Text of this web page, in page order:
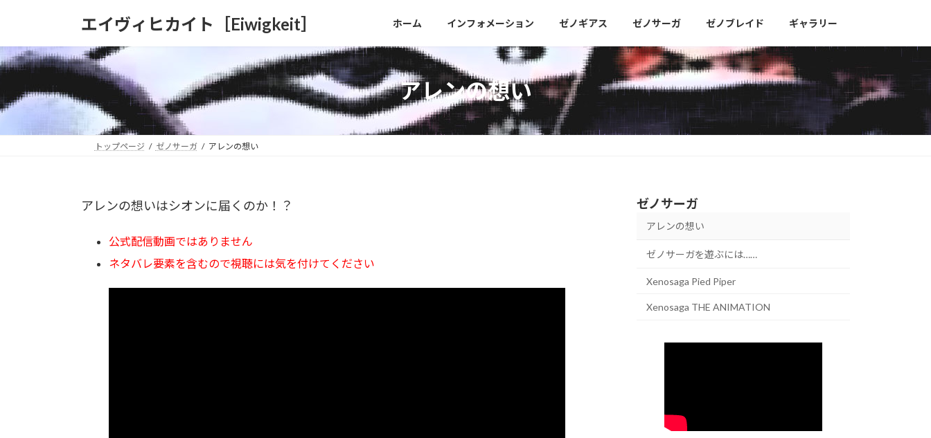
ン
ツ
ス
ー
シ
ン
エイヴィヒカイト［Eiwigkeit］ ホーム インフォメーション ゼノギアス ゼノサーガ ゼノブレイド ギャラリー
アレンの想い
トップページ ゼノサーガ アレンの想い
アレンの想いはシオンに届くのか！？
公式配信動画ではありません
ネタバレ要素を含むので視聴には気を付けてください
ゼノサーガ
アレンの想い
ゼノサーガを遊ぶには……
Xenosaga Pied Piper
Xenosaga THE ANIMATION